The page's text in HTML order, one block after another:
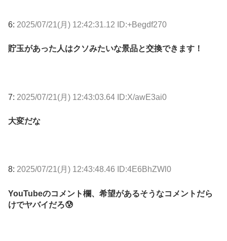
6: 2025/07/21(月) 12:42:31.12 ID:+Begdf270
貯玉があった人はクソみたいな景品と交換できます！
7: 2025/07/21(月) 12:43:03.64 ID:X/awE3ai0
大変だな
8: 2025/07/21(月) 12:43:48.46 ID:4E6BhZWl0
YouTubeのコメント欄、希望があるそうなコメントだら
けでヤバイだろ😰